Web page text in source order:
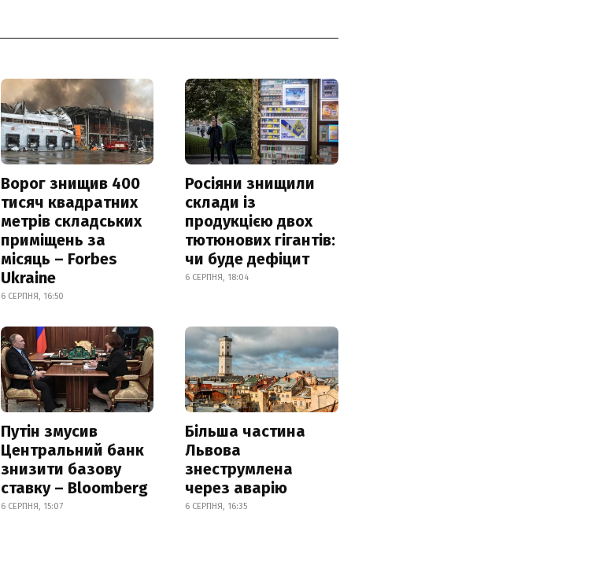
Ворог знищив 400
тисяч квадратних
метрів складських
приміщень за
місяць – Forbes
Ukraine
6 СЕРПНЯ, 16:50
Росіяни знищили
склади із
продукцією двох
тютюнових гігантів:
чи буде дефіцит
6 СЕРПНЯ, 18:04
Путін змусив
Центральний банк
знизити базову
ставку – Bloomberg
6 СЕРПНЯ, 15:07
Більша частина
Львова
знеструмлена
через аварію
6 СЕРПНЯ, 16:35